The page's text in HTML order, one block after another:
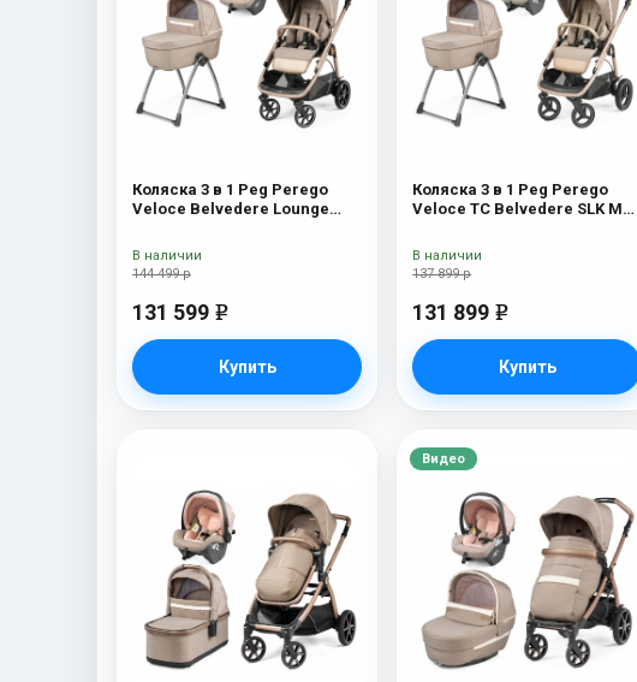
Коляска 3 в 1 Peg Perego
Veloce Belvedere Lounge
144 499 р
131 599 e
Купить
В наличии
Коляска 3 в 1 Peg Perego
Veloce TC Belvedere SLK Mon
137 899 р
131 899 e
Купить
В наличии
Видео